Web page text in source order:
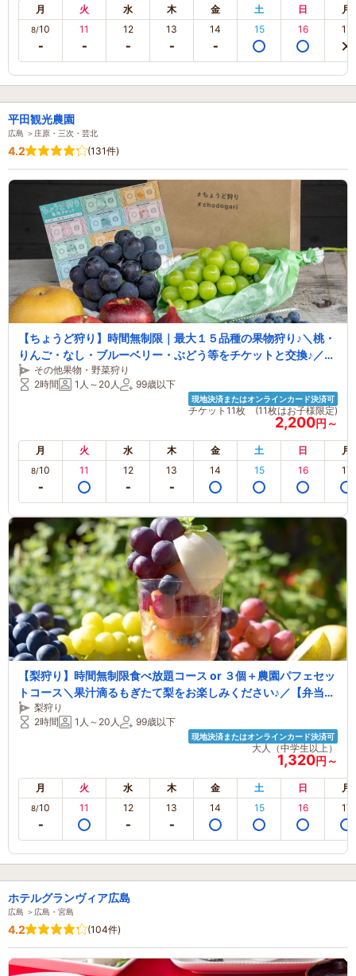
月 火 水 木 金 土 日 月
8/10 11 12 13 14 15 16 17
平田観光農園
広島 ＞庄原・三次・芸北
4.2 (131件)
【ちょうど狩り】時間無制限｜最大１５品種の果物狩り♪＼桃・
りんご・なし・ブルーベリー・ぶどう等をチケットと交換♪／
【ペット同伴OK♪】【動物広場や古民家カフェも】
その他果物・野菜狩り
2時間
1人～20人 99歳以下
現地決済またはオンラインカード決済可
チケット11枚 (11枚はお子様限定)
2,200円～
月 火 水 木 金 土 日 月
8/10 11 12 13 14 15 16 17
【梨狩り】時間無制限食べ放題コース or ３個＋農園パフェセッ
トコース＼果汁滴るもぎたて梨をお楽しみください♪／【弁当持
ち込み＆木陰ピクニック】【ペットＯＫ】
梨狩り
2時間
1人～20人 99歳以下
現地決済またはオンラインカード決済可
大人（中学生以上）
1,320円～
月 火 水 木 金 土 日 月
8/10 11 12 13 14 15 16 17
ホテルグランヴィア広島
広島 ＞広島・宮島
4.2 (104件)